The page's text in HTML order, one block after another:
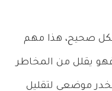
صحيح، هذا مهم
يقلل من المخاطر
موضعي لتقليل